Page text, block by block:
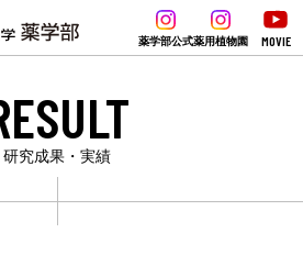
薬学部公式薬用植物園 MOVIE
研究成果・実績